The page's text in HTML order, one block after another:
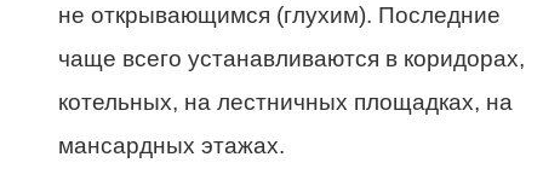
не открывающимся (глухим). Последние
чаще всего устанавливаются в коридорах,
котельных, на лестничных площадках, на
мансардных этажах.